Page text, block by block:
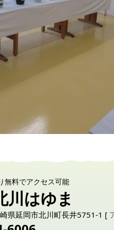
無料でアクセス可能
川はゆま
県延岡市北川町長井5751-1 [